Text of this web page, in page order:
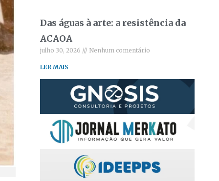
Das águas à arte: a resistência da
ACAOA
julho 30, 2026 Nenhum comentário
LER MAIS